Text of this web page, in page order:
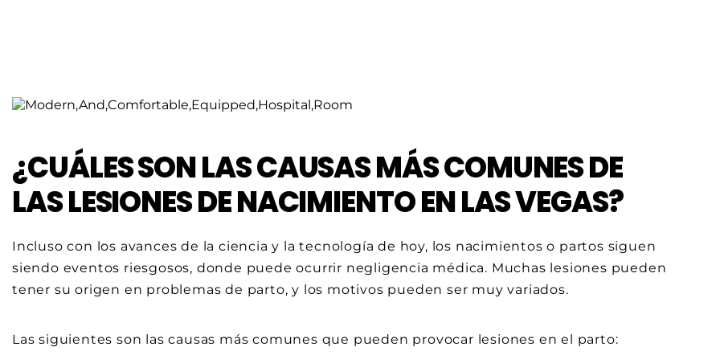
¿CUÁLES SON LAS CAUSAS MÁS COMUNES DE
LAS LESIONES DE NACIMIENTO EN LAS VEGAS?
Incluso con los avances de la ciencia y la tecnología de hoy, los nacimientos o partos siguen
siendo eventos riesgosos, donde puede ocurrir negligencia médica. Muchas lesiones pueden
tener su origen en problemas de parto, y los motivos pueden ser muy variados.
Las siguientes son las causas más comunes que pueden provocar lesiones en el parto: